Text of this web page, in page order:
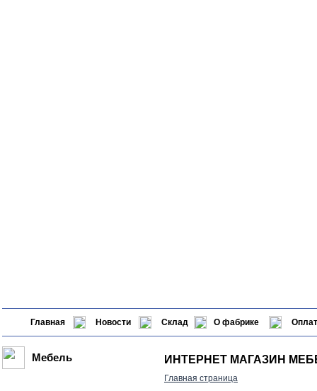
Главная Новости Склад О фабрике
Мебель ИНТЕРНЕТ МАГАЗИН
Главная страница